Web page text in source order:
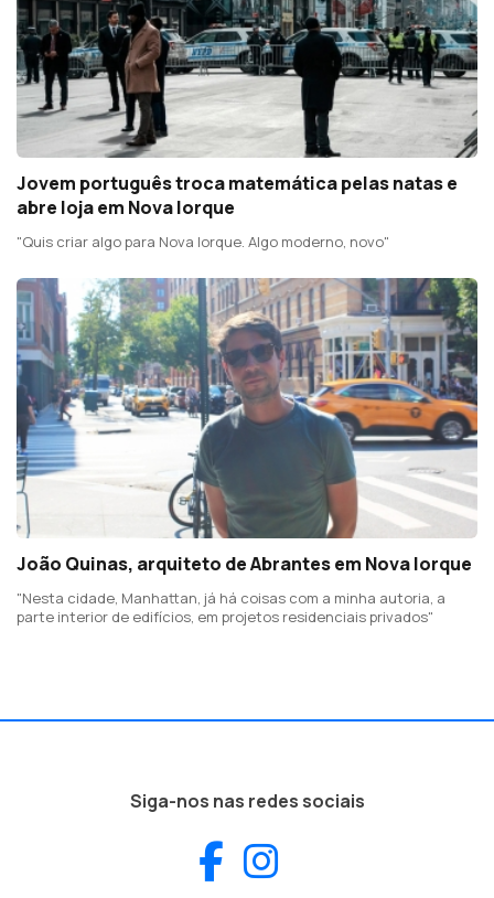
Jovem português troca matemática pelas natas e
abre loja em Nova Iorque
"Quis criar algo para Nova Iorque. Algo moderno, novo"
João Quinas, arquiteto de Abrantes em Nova Iorque
"Nesta cidade, Manhattan, já há coisas com a minha autoria, a
parte interior de edifícios, em projetos residenciais privados"
Siga-nos nas redes sociais
Facebook